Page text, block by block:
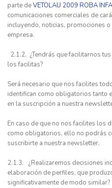
parte deVETOLAU 2009 ROBA
comunicaciones comerciales de
incluyendo, noticias, promociones
empresa.
2.1.2. ¿Tendrás que facilitarnos
los facilitas?
Será necesario que nos facilites
identifican como obligatorios tanto
en la suscripción a nuestra
En caso de que no nos facilites los
como obligatorios, ello no podrás
suscribirte a nuestra newsletter.
2.1.3. ¿Realizaremos decisiones
elaboración de perfiles, que
significativamente de modo similar?